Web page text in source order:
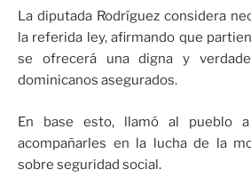
La diputada Rodríguez considera
la referida ley, afirmando que
se ofrecerá una digna y
dominicanos asegurados.
En base esto, llamó al pueblo
acompañarles en la lucha de la
sobre seguridad social.